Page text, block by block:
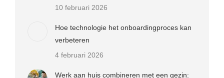
10 februari 2026
Hoe technologie het onboardingproces kan
verbeteren
4 februari 2026
Werk aan huis combineren met een gezin: